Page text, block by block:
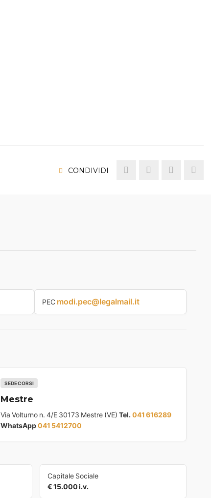
CONDIVIDI
PEC modi.pec@legalmail.it
SEDE CORSI
Mestre
Via Volturno n. 4/E 30173 Mestre (VE) Tel. 041 616289
WhatsApp041 5412700
Capitale Sociale
€ 15.000 i.v.